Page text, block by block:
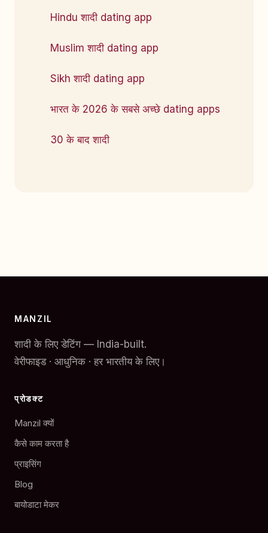
Hindu शादी dating app
Muslim शादी dating app
Sikh शादी dating app
भारत के 2026 के सबसे अच्छे dating apps
30 के बाद शादी
MANZIL
शादी के लिए डेटिंग — India-built.
वेरीफाइड · आधुनिक · हर भारतीय के लिए।
प्रोडक्ट
Manzil क्यों
कैसे काम करता है
प्राइसिंग
Blog
बायोडाटा मेकर